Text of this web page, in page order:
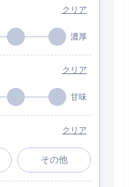
クリア
濃厚
クリア
甘味
クリア
その他